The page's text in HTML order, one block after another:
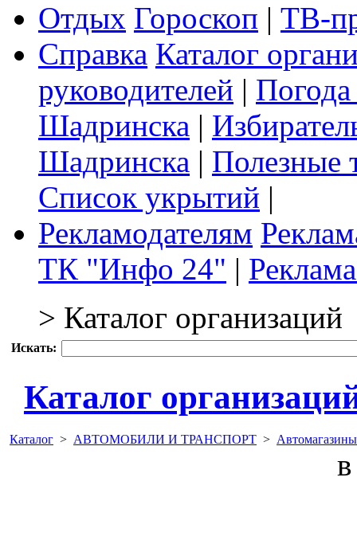
Отдых Гороскоп | ТВ-
Справка Каталог
руководителей |
Шадринска |
Шадринска | Полезные
Список укрытий |
Рекламодателям
ТК "Инфо 24" |
> Каталог организаций
Искать:
Каталог
Каталог > АВТОМОБИЛИ И ТРАНСПОРТ > Автомагазины